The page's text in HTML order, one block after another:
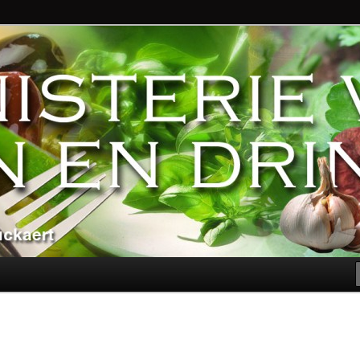
en Drinken
genoegens…